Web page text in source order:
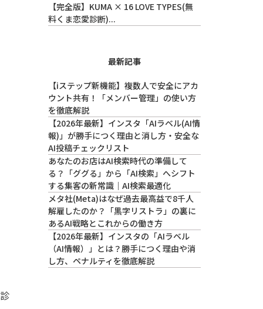
【完全版】KUMA × 16 LOVE TYPES(無
料くま恋愛診断)...
最新記事
【iステップ新機能】複数人で安全にアカ
ウント共有！「メンバー管理」の使い方
を徹底解説
【2026年最新】インスタ「AIラベル(AI情
報)」が勝手につく理由と消し方・安全な
AI投稿チェックリスト
あなたのお店はAI検索時代の準備して
る？「ググる」から「AI検索」へシフト
する集客の新常識｜AI検索最適化
メタ社(Meta)はなぜ過去最高益で8千人
解雇したのか？「黒字リストラ」の裏に
あるAI戦略とこれからの働き方
【2026年最新】インスタの「AIラベル
（AI情報）」とは？勝手につく理由や消
し方、ペナルティを徹底解説